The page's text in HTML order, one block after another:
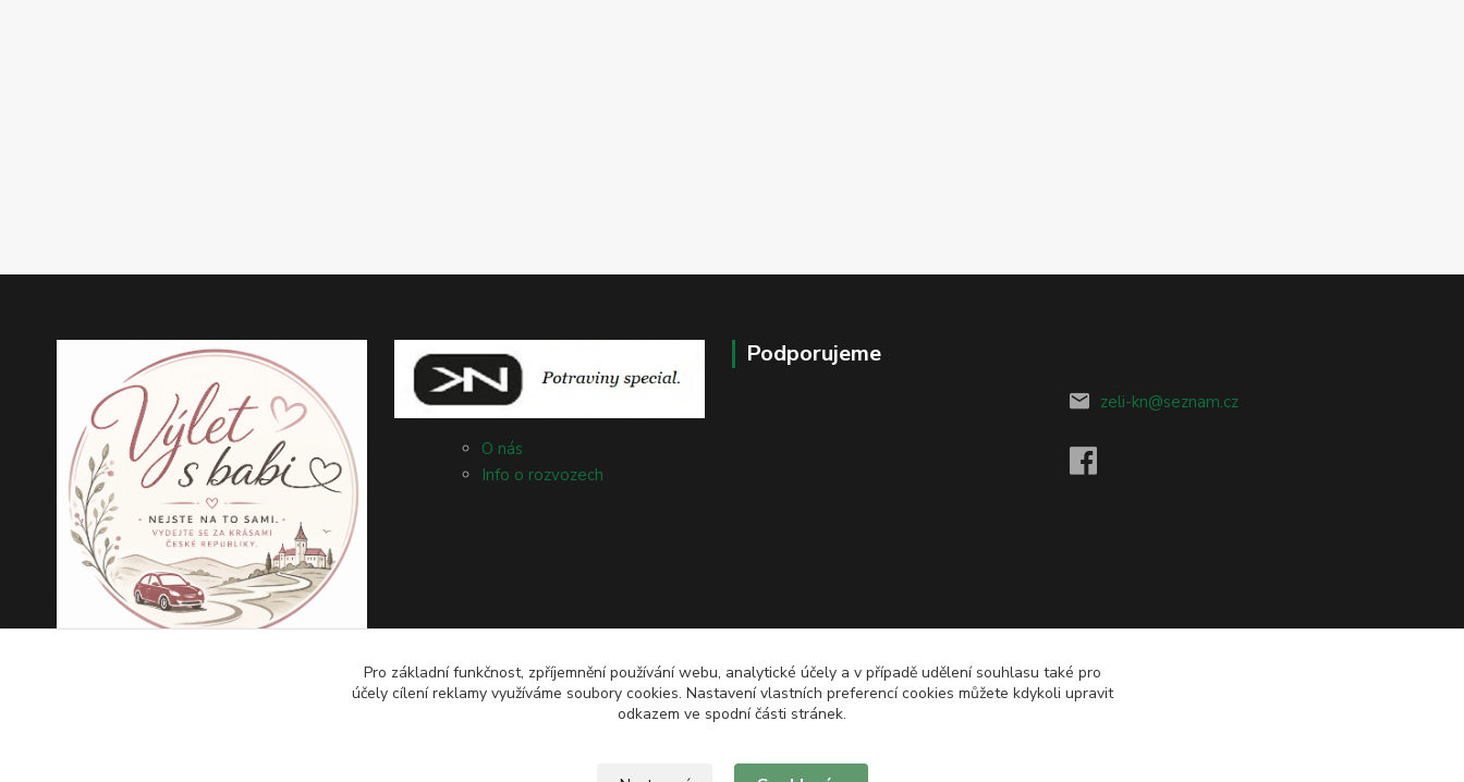
O nás
Info o rozvozech
Podporujeme
zeli-kn@seznam.cz
Pro základní funkčnost, zpříjemnění používání webu, analytické účely a v případě udělení souhlasu také pro
účely cílení reklamy využíváme soubory cookies. Nastavení vlastních preferencí cookies můžete kdykoli upravit
odkazem ve spodní části stránek.